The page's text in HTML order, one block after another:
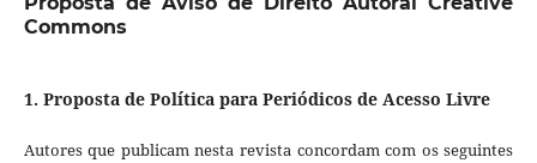
Commons
1. Proposta de Política para Periódicos de Acesso Livre
Autores que publicam nesta revista concordam com os seguintes